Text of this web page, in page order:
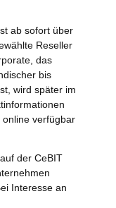
ab sofort über
Reseller
das
bis
wird später im
online verfügbar
der CeBIT
Interesse an